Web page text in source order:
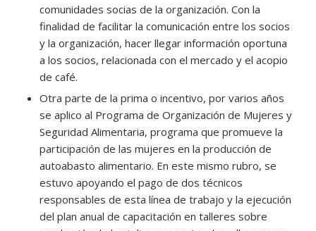
comunidades socias de la organización. Con la
finalidad de facilitar la comunicación entre los socios
y la organización, hacer llegar información oportuna
a los socios, relacionada con el mercado y el acopio
de café.
Otra parte de la prima o incentivo, por varios años
se aplico al Programa de Organización de Mujeres y
Seguridad Alimentaria, programa que promueve la
participación de las mujeres en la producción de
autoabasto alimentario. En este mismo rubro, se
estuvo apoyando el pago de dos técnicos
responsables de esta línea de trabajo y la ejecución
del plan anual de capacitación en talleres sobre